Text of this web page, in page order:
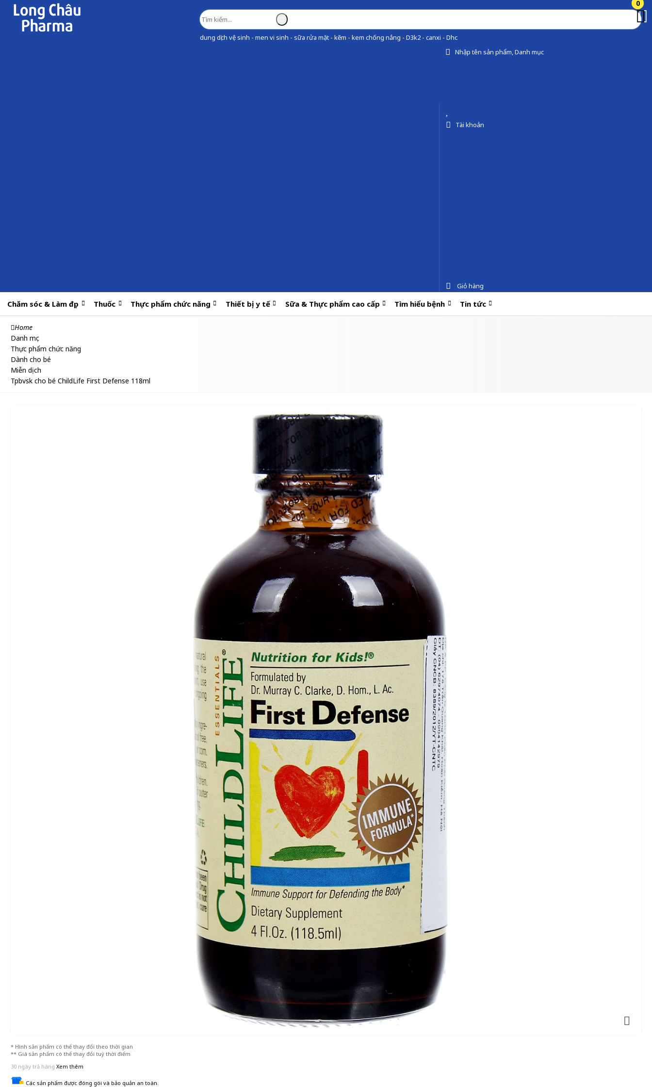
dung dịch vệ sinh - men vi sinh - sữa rửa mặt - kẽm - kem chống nắng - D3k2 - canxi - Dhc
Nhập tên sản phẩm, Danh mục
0
Tài khoản
0
Giỏ hàng
Chăm sóc & Làm đẹp Thuốc Thực phẩm chức năng Thiết bị y tế Sữa & Thực phẩm cao cấp Tìm hiểu bệnh Tin tức
Home
Danh mục
Thực phẩm chức năng
Dành cho bé
Miễn dịch
Tpbvsk cho bé ChildLife First Defense 118ml
* Hình sản phẩm có thể thay đổi theo thời gian
** Giá sản phẩm có thể thay đổi tuỳ thời điểm
30 ngày trả hàng Xem thêm
Các sản phẩm được đóng gói và bảo quản an toàn.